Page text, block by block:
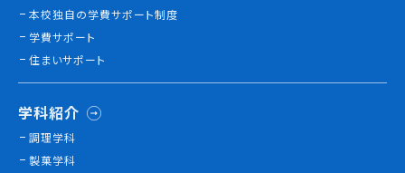
本校独⾃の学費サポート制度
学費サポート
住まいサポート
学科紹介
調理学科
製菓学科